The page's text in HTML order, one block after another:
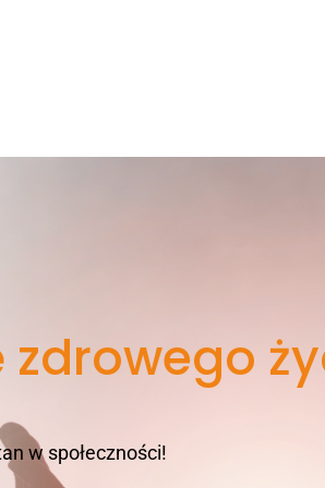
zdrowego
w społeczności!